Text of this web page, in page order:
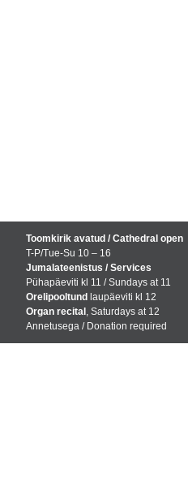
Toomkirik avatud / Cathedral open
T-P/Tue-Su 10 – 16
Jumalateenistus / Services
Pühapäeviti kl 11 / Sundays at 11
Orelipooltund laupäeviti kl 12
Organ recital , Saturdays at 12
Annetusega / Donation required